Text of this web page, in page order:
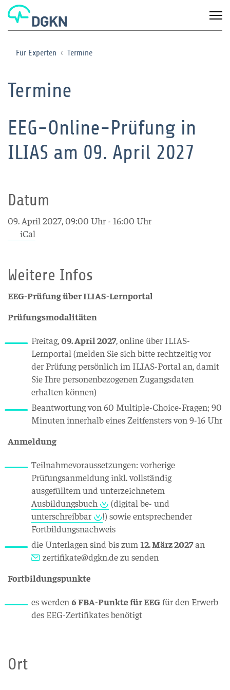
Für Experten Termine
Termine
EEG-Online-Prüfung in
ILIAS am 09. April 2027
Datum
09. April 2027, 09:00 Uhr - 16:00 Uhr
iCal
Weitere Infos
EEG-Prüfung über ILIAS-Lernportal
Prüfungsmodalitäten
Freitag, 09. April 2027, online über ILIAS-
Lernportal (melden Sie sich bitte rechtzeitig vor
der Prüfung persönlich im ILIAS-Portal an, damit
Sie Ihre personenbezogenen Zugangsdaten
erhalten können)
Beantwortung von 60 Multiple-Choice-Fragen; 90
Minuten innerhalb eines Zeitfensters von 9-16 Uhr
Anmeldung
Teilnahmevoraussetzungen: vorherige
Prüfungsanmeldung inkl. vollständig
ausgefülltem und unterzeichnetem
Ausbildungsbuch
(digital be- und
unterschreibbar
!) sowie entsprechender
Fortbildungsnachweis
die Unterlagen sind bis zum 12. März 2027an
zertifikate@dgkn.dezu senden
Fortbildungspunkte
es werden 6 FBA-Punkte für EEGfür den Erwerb
des EEG-Zertifikates benötigt
Ort